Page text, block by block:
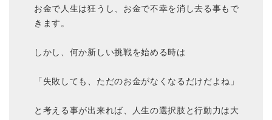
お金で人生は狂うし、お金で不幸を消し去る事もで
きます。
しかし、何か新しい挑戦を始める時は
「失敗しても、ただのお金がなくなるだけだよね」
と考える事が出来れば、人生の選択肢と行動力は大